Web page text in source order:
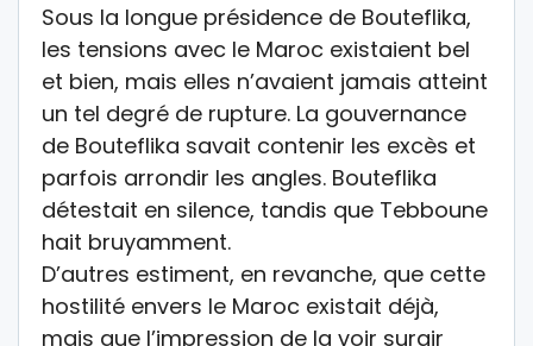
Sous la longue présidence de Bouteflika,
les tensions avec le Maroc existaient bel
et bien, mais elles n’avaient jamais atteint
un tel degré de rupture. La gouvernance
de Bouteflika savait contenir les excès et
parfois arrondir les angles. Bouteflika
détestait en silence, tandis que Tebboune
hait bruyamment.
D’autres estiment, en revanche, que cette
hostilité envers le Maroc existait déjà,
mais que l’impression de la voir surgir